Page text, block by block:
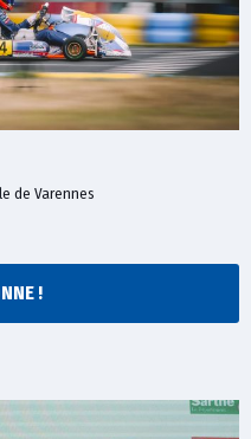
de Varennes
!